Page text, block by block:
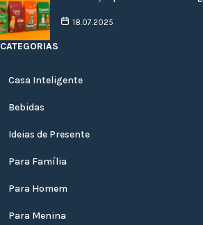
18.07.2025
CATEGORIAS
Casa Inteligente
Bebidas
Ideias de Presente
Para Família
Para Homem
Para Menina